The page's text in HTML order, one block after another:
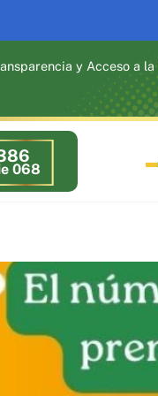
y Acceso a
068